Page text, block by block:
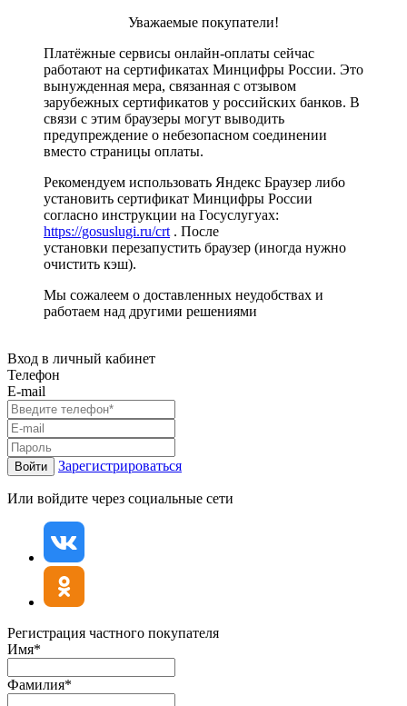
Уважаемые покупатели!
Платёжные сервисы онлайн-оплаты сейчас
работают на сертификатах Минцифры России. Это
вынужденная мера, связанная с отзывом
зарубежных сертификатов у российских банков. В
связи с этим браузеры могут выводить
предупреждение о небезопасном соединении
вместо страницы оплаты.
Рекомендуем использовать Яндекс Браузер либо
установить сертификат Минцифры России
согласно инструкции на Госуслугуах:
https://gosuslugi.ru/crt . После
установки перезапустить браузер (иногда нужно
очистить кэш).
Мы сожалеем о доставленных неудобствах и
работаем над другими решениями
Вход в личный кабинет
Телефон
E-mail
Войти Зарегистрироваться
Или войдите через социальные сети
Регистрация частного покупателя
Имя*
Фамилия*